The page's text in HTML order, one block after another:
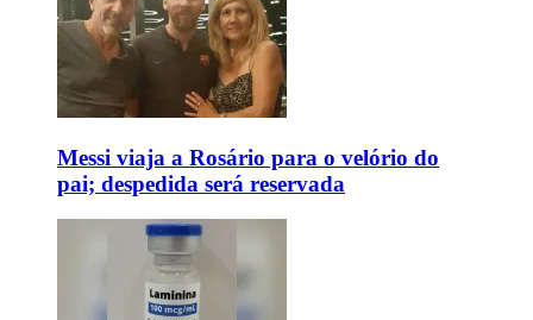
Messi viaja a Rosário para o velório do
pai; despedida será reservada